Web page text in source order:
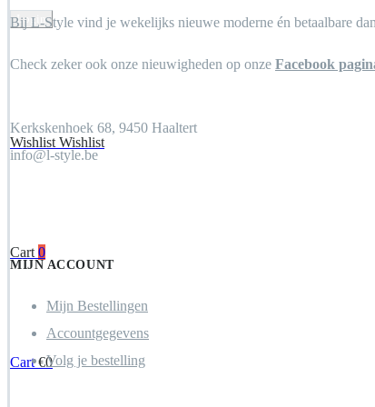
Create Account
Wishlist Wishlist
Cart 0
Cart €0
Bij L-Style vind je wekelijks nieuwe moderne én betaalbare
Check zeker ook onze nieuwigheden op onze Facebook
Kerkskenhoek 68, 9450 Haaltert
info@l-style.be
MIJN ACCOUNT
Mijn Bestellingen
Accountgegevens
Volg je bestelling